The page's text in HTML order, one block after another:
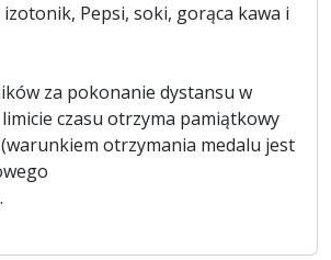
Pepsi, soki, gorąca kawa i
za pokonanie dystansu w
czasu otrzyma pamiątkowy
(warunkiem otrzymania medalu jest